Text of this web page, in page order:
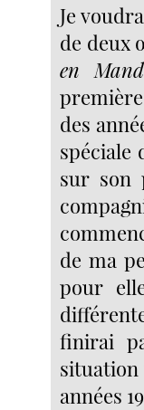
Je
de deux
en
des
spéciale
sur son
de ma
pour
finirai
situation
années